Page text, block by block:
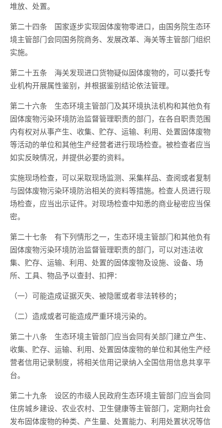
堆放、处置。
第二十四条 国家逐步实现固体废物零进口，由国务院生态环
境主管部门会同国务院商务、发展改革、海关等主管部门组织
实施。
第二十五条 海关发现进口货物疑似固体废物的，可以委托专
业机构开展属性鉴别，并根据鉴别结论依法管理。
第二十六条 生态环境主管部门及其环境执法机构和其他负有
固体废物污染环境防治监督管理职责的部门，在各自职责范围
内有权对从事产生、收集、贮存、运输、利用、处置固体废物
等活动的单位和其他生产经营者进行现场检查。被检查者应当
如实反映情况，并提供必要的资料。
实施现场检查，可以采取现场监测、采集样品、查阅或者复制
与固体废物污染环境防治相关的资料等措施。检查人员进行现
场检查，应当出示证件。对现场检查中知悉的商业秘密应当保
密。
第二十七条 有下列情形之一，生态环境主管部门和其他负有
固体废物污染环境防治监督管理职责的部门，可以对违法收
集、贮存、运输、利用、处置的固体废物及设施、设备、场
所、工具、物品予以查封、扣押：
（一）可能造成证据灭失、被隐匿或者非法转移的；
（二）造成或者可能造成严重环境污染的。
第二十八条 生态环境主管部门应当会同有关部门建立产生、
收集、贮存、运输、利用、处置固体废物的单位和其他生产经
营者信用记录制度，将相关信用记录纳入全国信用信息共享平
台。
第二十九条 设区的市级人民政府生态环境主管部门应当会同
住房城乡建设、农业农村、卫生健康等主管部门，定期向社会
发布固体废物的种类、产生量、处置能力、利用处置状况等信